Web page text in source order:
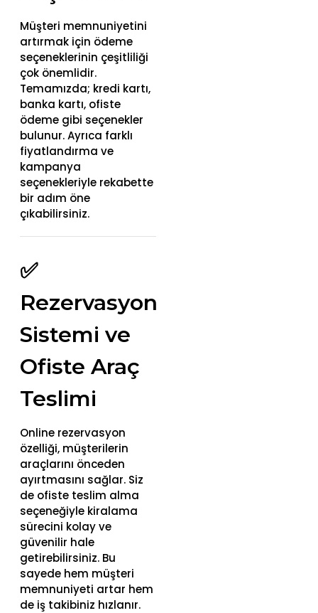
Müşteri memnuniyetini
artırmak için ödeme
seçeneklerinin çeşitliliği
çok önemlidir.
Temamızda; kredi kartı,
banka kartı, ofiste
ödeme gibi seçenekler
bulunur. Ayrıca farklı
fiyatlandırma ve
kampanya
seçenekleriyle rekabette
bir adım öne
çıkabilirsiniz.
✅
Rezervasyon
Sistemi ve
Ofiste Araç
Teslimi
Online rezervasyon
özelliği, müşterilerin
araçlarını önceden
ayırtmasını sağlar. Siz
de ofiste teslim alma
seçeneğiyle kiralama
sürecini kolay ve
güvenilir hale
getirebilirsiniz. Bu
sayede hem müşteri
memnuniyeti artar hem
de iş takibiniz hızlanır.